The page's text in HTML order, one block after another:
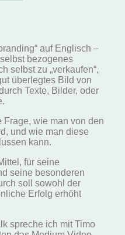
auf Englisch –
bezogenes
selbst zu „verkaufen“,
überlegtes Bild von
Texte, Bilder, oder
Frage, wie man von den
und wie man diese
kann.
für seine
seine besonderen
soll sowohl der
Erfolg erhöht
spreche ich mit Timo